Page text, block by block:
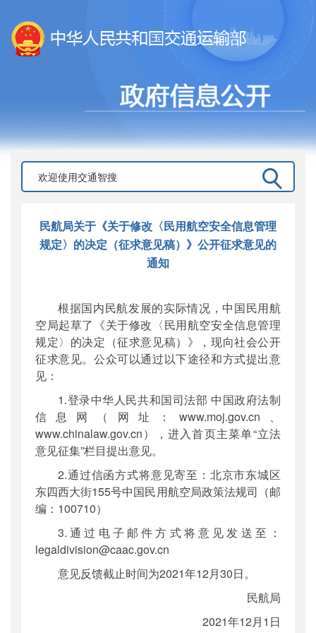
民航局关于《关于修改〈民用航空安全信息管理
规定〉的决定（征求意见稿）》公开征求意见的
通知
根据国内民航发展的实际情况，中国民用航
空局起草了《关于修改〈民用航空安全信息管理
规定〉的决定（征求意见稿）》，现向社会公开
征求意见。公众可以通过以下途径和方式提出意
见：
1.登录中华人民共和国司法部 中国政府法制
信息网（网址：www.moj.gov.cn、
www.chinalaw.gov.cn），进入首页主菜单“立法
意见征集”栏目提出意见。
2.通过信函方式将意见寄至：北京市东城区
东四西大街155号中国民用航空局政策法规司（邮
编：100710）
3.通过电子邮件方式将意见发送至：
legaldivision@caac.gov.cn
意见反馈截止时间为2021年12月30日。
民航局
2021年12月1日